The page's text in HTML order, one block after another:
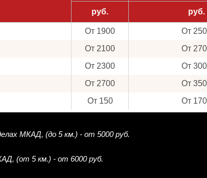
руб. руб.
От 1900 От
От 2100 От
От 2300 От
От 2700 От
От 150 От
МКАД, (до 5 км.) - от 5000 руб.
(от 5 км.) - от 6000 руб.